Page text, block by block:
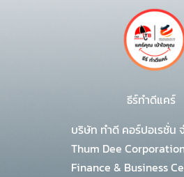
ธีร์ทำดีแคร์
บริษัท ทำดี คอร์ปอเรชั่น
Thum Dee
Finance & Business